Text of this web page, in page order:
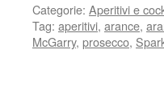
Categorie: Aperitivi e
Tag: aperitivi, arance,
McGarry, prosecco,